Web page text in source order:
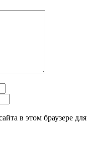
в этом браузере для